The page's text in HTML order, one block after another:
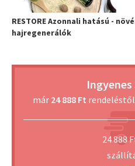
RESTORE Azonnali hatású -
hajregenerálók
már 24 888 Ft
24 888